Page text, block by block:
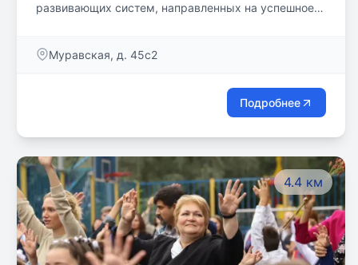
развивающих систем, направленных на успешное
Муравская, д. 45с2
Подробнее
4.4 км